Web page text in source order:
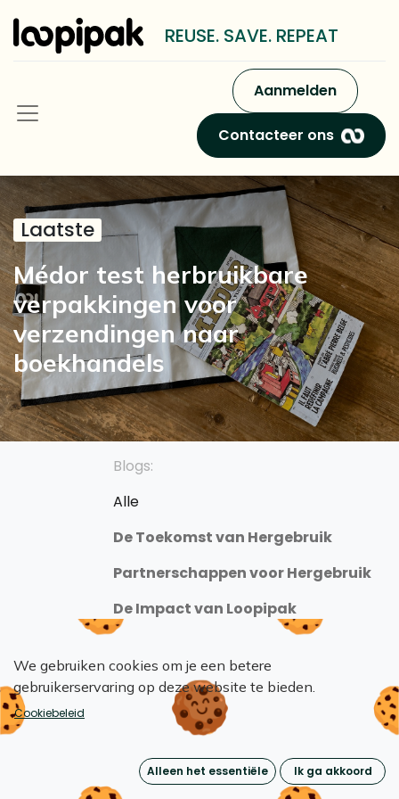
REUSE. SAVE. REPEAT
Aanmelden
Contacteer ons
Laatste
Médor test herbruikbare
verpakkingen voor
verzendingen naar
boekhandels
Blogs:
Alle
De Toekomst van Hergebruik
Partnerschappen voor Hergebruik
De Impact van Loopipak
We gebruiken cookies om je een betere
gebruikerservaring op deze website te bieden.
Cookiebeleid
Alleen het essentiële Ik ga akkoord